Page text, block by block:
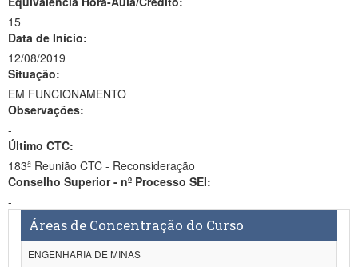
15
Data de Início:
12/08/2019
Situação:
EM FUNCIONAMENTO
Observações:
-
Último CTC:
183ª Reunião CTC - Reconsideração
Conselho Superior - nº Processo SEI:
-
Áreas de Concentração do Curso
ENGENHARIA DE MINAS